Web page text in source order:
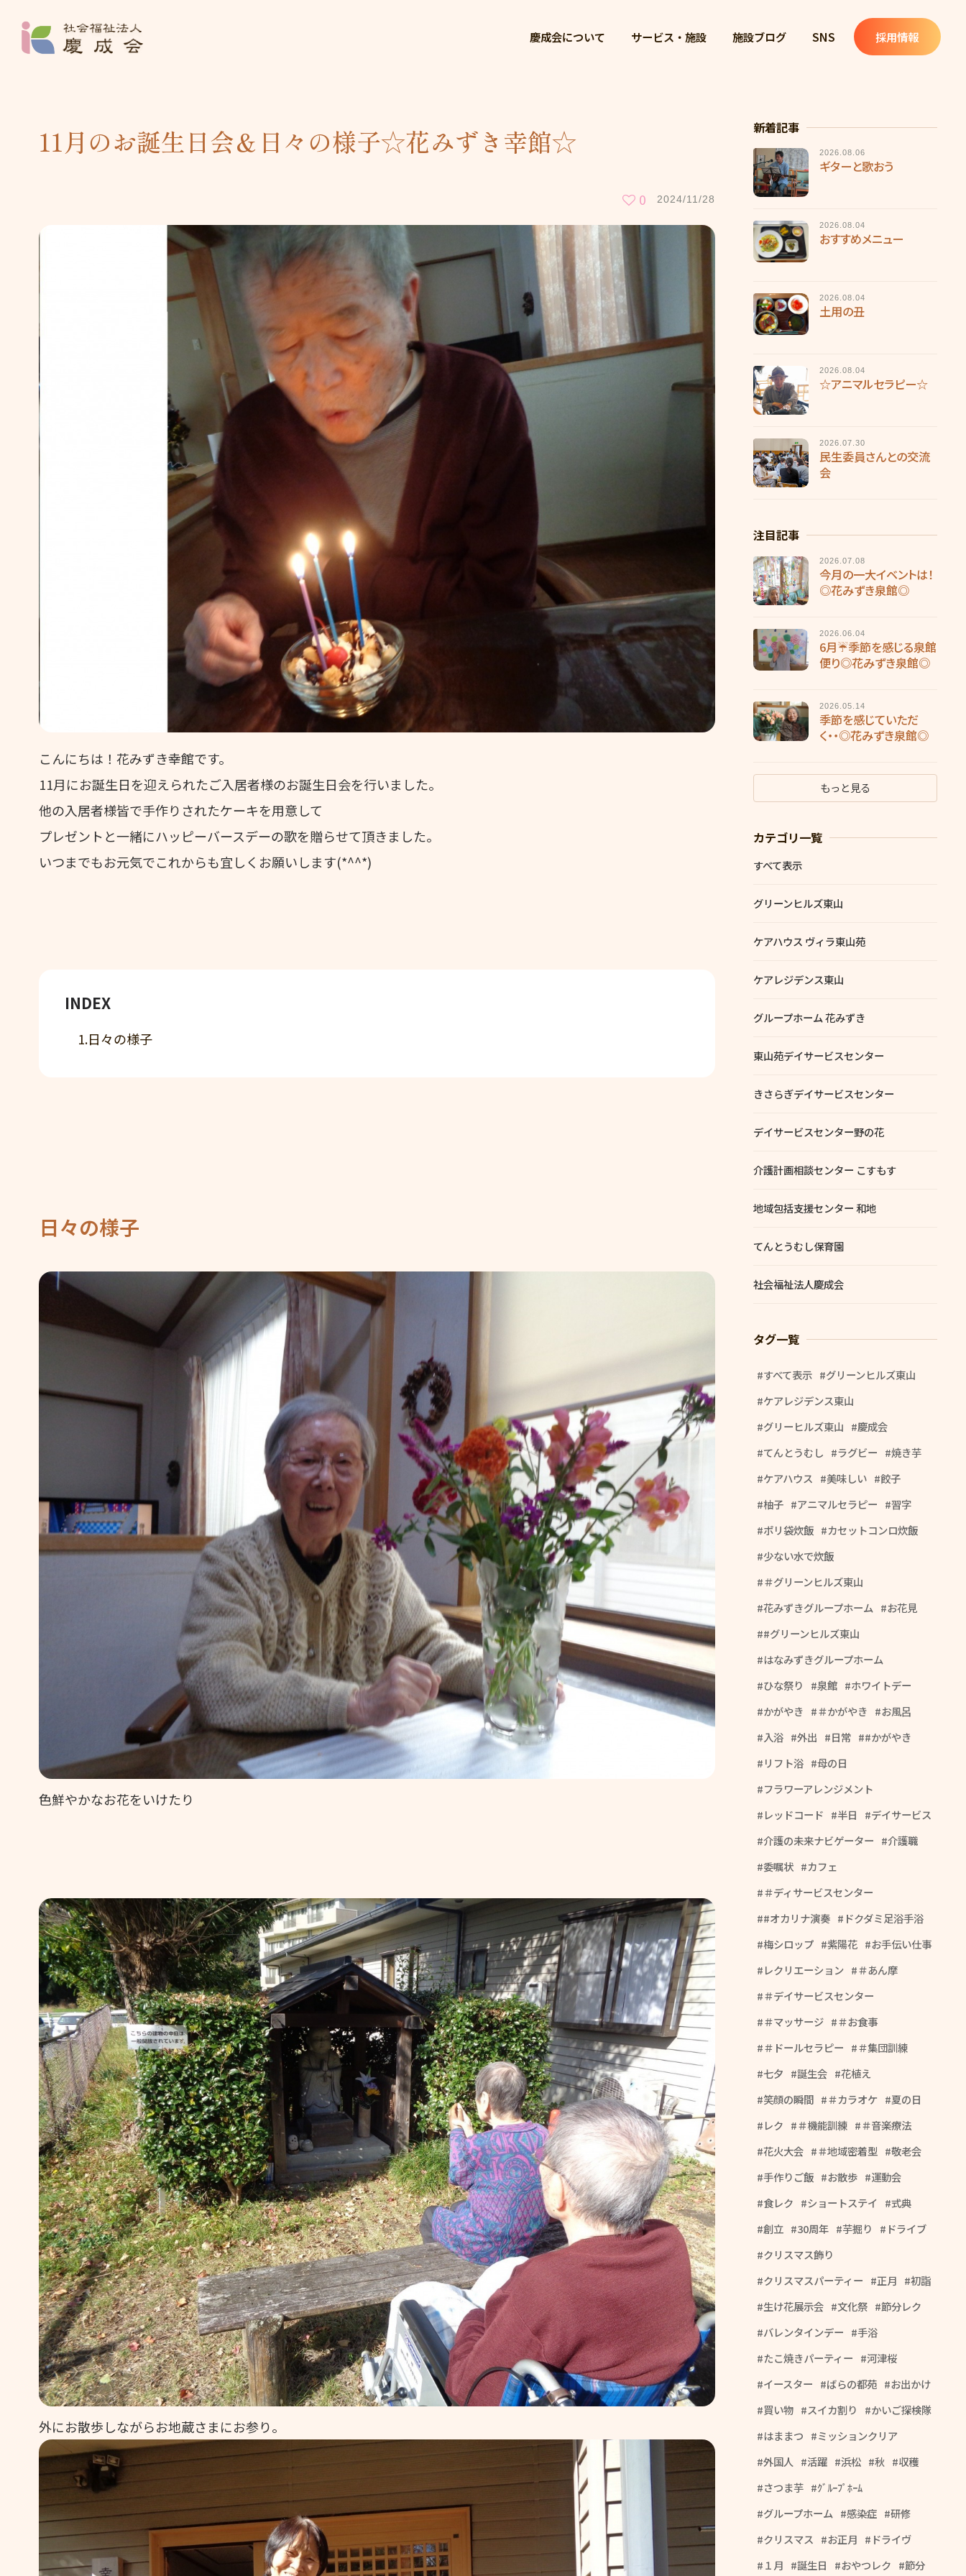
慶成会について サービス・施設 施設ブログ SNS 採用情報
11月のお誕生日会＆日々の様子☆花みずき幸館☆
2024/11/28
0
こんにちは！花みずき幸館です。
11月にお誕生日を迎えられたご入居者様のお誕生日会を行いました。
他の入居者様皆で手作りされたケーキを用意して
プレゼントと一緒にハッピーバースデーの歌を贈らせて頂きました。
いつまでもお元気でこれからも宜しくお願いします(*^^*)
INDEX
1.日々の様子
日々の様子
色鮮やかなお花をいけたり
外にお散歩しながらお地蔵さまにお参り。
新着記事
2026.08.06
ギターと歌おう
2026.08.04
おすすめメニュー
2026.08.04
土用の丑
2026.08.04
☆アニマルセラピー☆
2026.07.30
民生委員さんとの交流
会
注目記事
2026.07.08
今月の一大イベントは！
◎花みずき泉館◎
2026.06.04
6月☔季節を感じる泉館
便り◎花みずき泉館◎
2026.05.14
季節を感じていただ
く・・◎花みずき泉館◎
もっと見る
カテゴリ一覧
すべて表示
グリーンヒルズ東山
ケアハウス ヴィラ東山苑
ケアレジデンス東山
グループホーム 花みずき
東山苑デイサービスセンター
きさらぎデイサービスセンター
デイサービスセンター野の花
介護計画相談センター こすもす
地域包括支援センター 和地
てんとうむし保育園
社会福祉法人慶成会
タグ一覧
すべて表示
グリーンヒルズ東山
ケアレジデンス東山
グリーヒルズ東山
慶成会
てんとうむし
ラグビー
焼き芋
ケアハウス
美味しい
餃子
柚子
アニマルセラピー
習字
ポリ袋炊飯
カセットコンロ炊飯
少ない水で炊飯
＃グリーンヒルズ東山
花みずきグループホーム
お花見
#グリーンヒルズ東山
はなみずきグループホーム
ひな祭り
泉館
ホワイトデー
かがやき
＃かがやき
お風呂
入浴
外出 日常
#かがやき
リフト浴
母の日
フラワーアレンジメント
レッドコード
半日
デイサービス
介護の未来ナビゲーター
介護職
委嘱状
カフェ
＃ディサービスセンター
#オカリナ演奏
ドクダミ足浴手浴
梅シロップ
紫陽花
お手伝い仕事
レクリエーション
＃あん摩
＃デイサービスセンター
＃マッサージ
＃お食事
＃ドールセラピー
＃集団訓練
七夕
誕生会
花植え
笑顔の瞬間
＃カラオケ
夏の日
レク
＃機能訓練
＃音楽療法
花火大会
＃地域密着型
敬老会
手作りご飯
お散歩
運動会
食レク
ショートステイ
式典
創立
30周年 芋掘り
ドライブ
クリスマス飾り
クリスマスパーティー
正月
初詣
生け花展示会
文化祭
節分レク
バレンタインデー
手浴
たこ焼きパーティー
河津桜
イースター
ばらの都苑
お出かけ
買い物
スイカ割り
かいご探検隊
はままつ
ミッションクリア
外国人
活躍 浜松 秋
収穫
さつま芋
ｸﾞﾙｰﾌﾟﾎｰﾑ
グループホーム
感染症
研修
クリスマス
お正月
ドライヴ
１月
誕生日 おやつレク 節分